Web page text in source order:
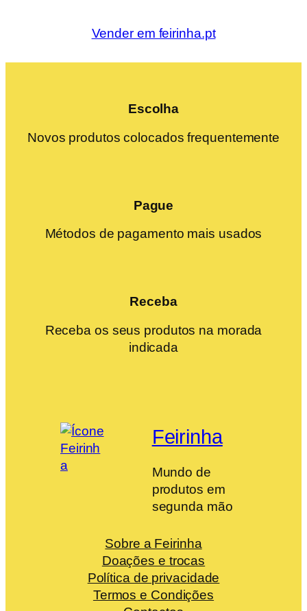
Vender em feirinha.pt
Escolha
Novos produtos colocados frequentemente
Pague
Métodos de pagamento mais usados
Receba
Receba os seus produtos na morada
indicada
Feirinha
Mundo de
produtos em
segunda mão
Sobre a Feirinha
Doações e trocas
Política de privacidade
Termos e Condições